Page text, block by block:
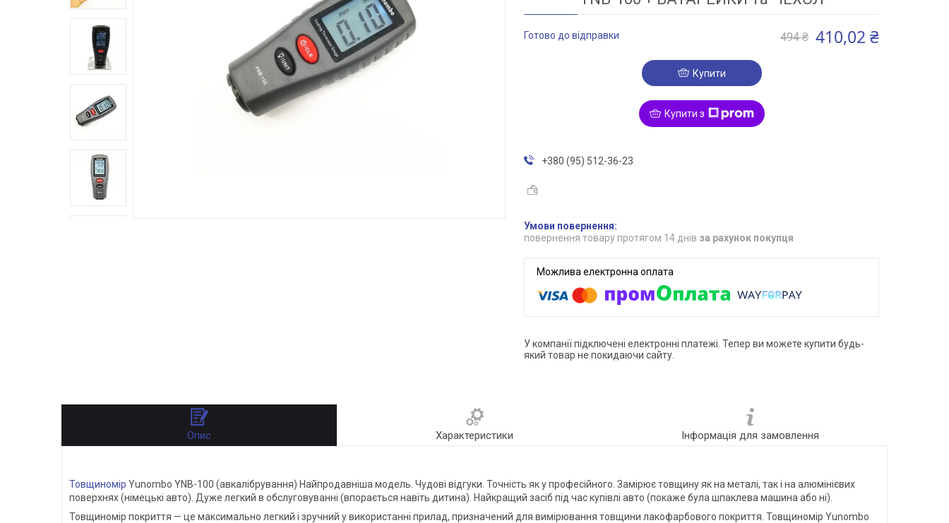
Готово до відправки 494 ₴ 410,02 ₴
Купити
Купити з
+380 (95) 512-36-23
повернення товару протягом 14 днів за рахунок покупця
У компанії підключені електронні платежі. Тепер ви можете купити будь-
який товар не покидаючи сайту.
Опис Характеристики Інформація для замовлення
Товщиномір Yunombo YNB-100 (авкалібрування) Найпродавніша модель. Чудові відгуки. Точність як у професійного. Замірює товщину як на металі, так і на алюмінієвих
поверхнях (німецькі авто). Дуже легкий в обслуговуванні (впорається навіть дитина). Найкращий засіб під час купівлі авто (покаже була шпаклева машина або ні).
Товщиномір покриття — це максимально легкий і зручний у використанні прилад, призначений для вимірювання товщини лакофарбового покриття. Товщиномір Yunombo